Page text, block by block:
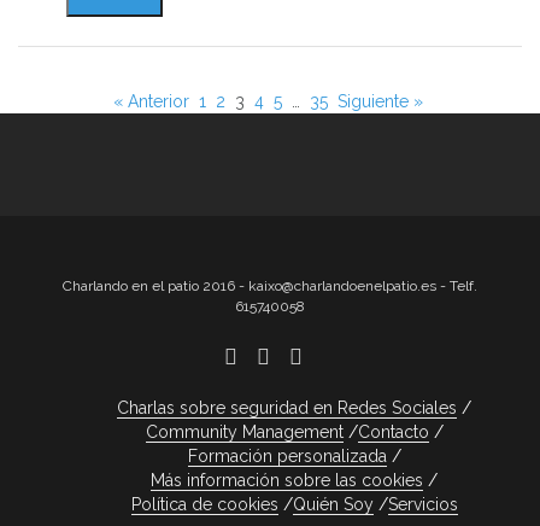
« Anterior 1 2 3 4 5 35 Siguiente »
Charlando en el patio 2016 - kaixo@charlandoenelpatio.es - Telf.
615740058
Charlas sobre seguridad en Redes Sociales
Community Management
Contacto
Formación personalizada
Más información sobre las cookies
Política de cookies
Quién Soy Servicios